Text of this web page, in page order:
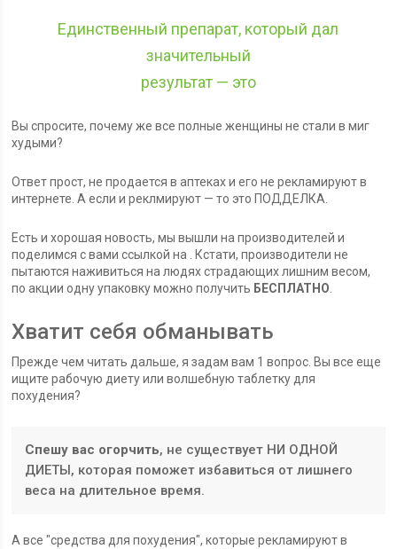
Единственный препарат, который дал
значительный
результат — это
Вы спросите, почему же все полные женщины не стали в миг
худыми?
Ответ прост, не продается в аптеках и его не рекламируют в
интернете. А если и реклмируют — то это ПОДДЕЛКА.
Есть и хорошая новость, мы вышли на производителей и
поделимся с вами ссылкой на . Кстати, производители не
пытаются наживиться на людях страдающих лишним весом,
по акции одну упаковку можно получить БЕСПЛАТНО.
Хватит себя обманывать
Прежде чем читать дальше, я задам вам 1 вопрос. Вы все еще
ищите рабочую диету или волшебную таблетку для
похудения?
Спешу вас огорчить, не существует НИ ОДНОЙ
ДИЕТЫ, которая поможет избавиться от лишнего
веса на длительное время.
А все "средства для похудения", которые рекламируют в